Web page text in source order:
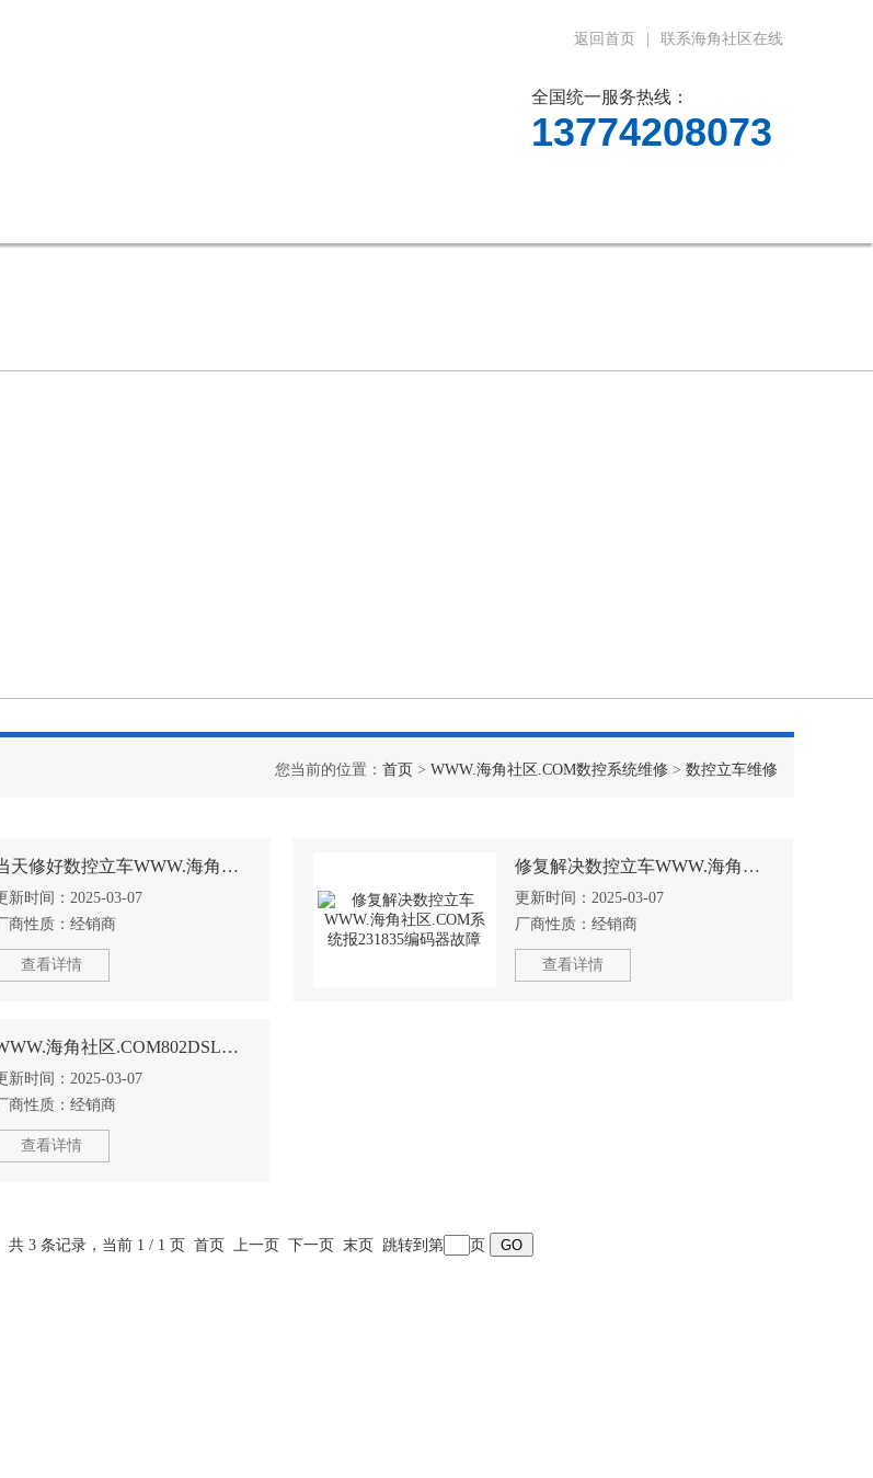
返回首页 联系海角社区在线
全国统一服务热线：
13774208073
您当前的位置： 首页 > WWW.海角社区.COM数控系统维修 > 数控立车维修
当天修好数控立车WWW.海角社区.COM802DSL（按键全不灵）
新时间： 2025-03-07
商性质： 经销商
查看详情
修复解决数控立车WWW.海角社区.COM系统报231835编码器故障
更新时间：2025-03-07
厂商性质：经销商
查看详情
WWW.海角社区.COM802DSL数控立车报31885当天能修好
新时间： 2025-03-07
商性质： 经销商
查看详情
共 3 条记录，当前 1 / 1 页 首页 上一页 下一页 末页 跳转到第 页